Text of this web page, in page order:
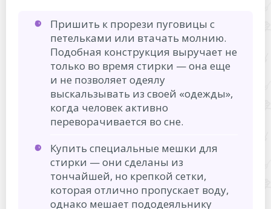
Пришить к прорези пуговицы с
петельками или втачать молнию.
Подобная конструкция выручает не
только во время стирки — она еще
и не позволяет одеялу
выскальзывать из своей «одежды»,
когда человек активно
переворачивается во сне.
Купить специальные мешки для
стирки — они сделаны из
тончайшей, но крепкой сетки,
которая отлично пропускает воду,
однако мешает пододеяльнику